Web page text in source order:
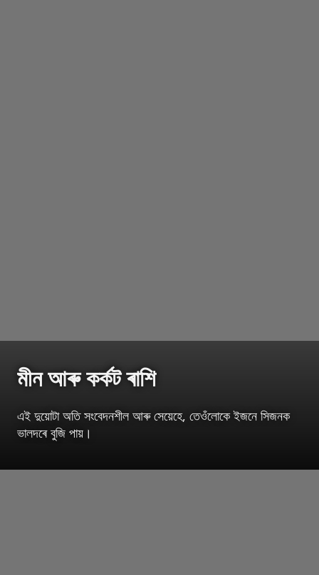
মীন আৰু কৰ্কট ৰাশি
এই দুয়োটা অতি সংবেদনশীল আৰু সেয়েহে, তেওঁলোকে ইজনে সিজনক
ভালদৰে বুজি পায়।